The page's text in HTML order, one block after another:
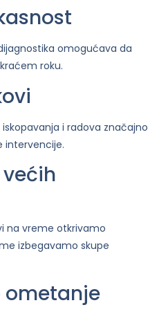
omogućava da
roku.
i radova značajno
intervencije.
na vreme otkrivamo
izbegavamo skupe
ometanje